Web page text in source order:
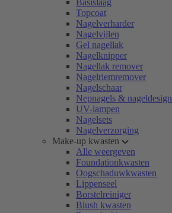
Basislaag
Topcoat
Nagelverharder
Nagelvijlen
Gel nagellak
Nagelknipper
Nagellak remover
Nagelriemremover
Nagelschaar
Nepnagels & nageldesign
UV-lampen
Nagelsets
Nagelverzorging
Make-up kwasten
Alle weergeven
Foundationkwasten
Oogschaduwkwasten
Lippenseel
Borstelreiniger
Blush kwasten